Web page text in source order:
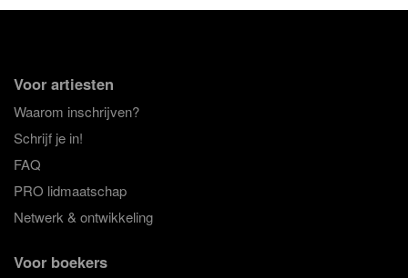
Voor artiesten
Waarom inschrijven?
Schrijf je in!
FAQ
PRO lidmaatschap
Netwerk & ontwikkeling
Voor boekers